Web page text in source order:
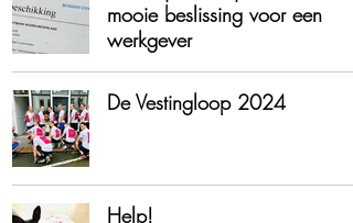
mooie beslissing voor een
werkgever
De Vestingloop 2024
Help!